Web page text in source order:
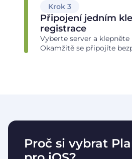
Krok 3
Připojení jedním
registrace
Vyberte server a klepněte
Okamžitě se připojíte
Proč si vybrat